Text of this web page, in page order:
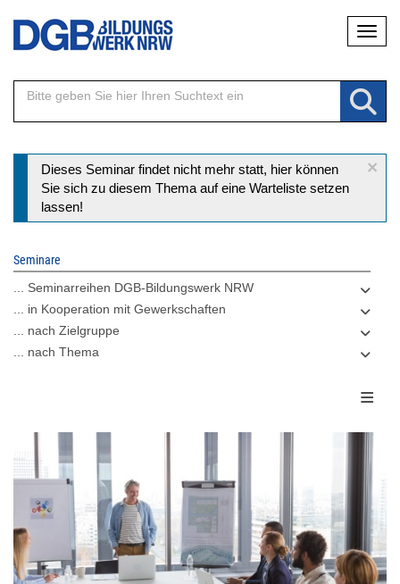
Direkt
Inhalt
×
Statusmeldung
Dieses Seminar findet nicht mehr statt, hier können
Sie sich zu diesem Thema auf eine Warteliste setzen
lassen!
Seminare
... Seminarreihen DGB-Bildungswerk NRW
... in Kooperation mit Gewerkschaften
... nach Zielgruppe
... nach Thema